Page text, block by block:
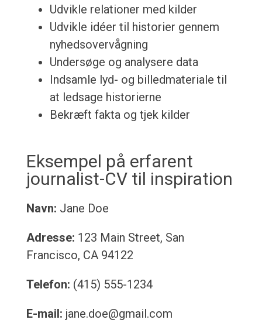
Udvikle relationer med kilder
Udvikle idéer til historier gennem
nyhedsovervågning
Undersøge og analysere data
Indsamle lyd- og billedmateriale til
at ledsage historierne
Bekræft fakta og tjek kilder
Eksempel på erfarent
journalist-CV til inspiration
Navn: Jane Doe
Adresse: 123 Main Street, San
Francisco, CA 94122
Telefon: (415) 555-1234
E-mail: jane.doe@gmail.com